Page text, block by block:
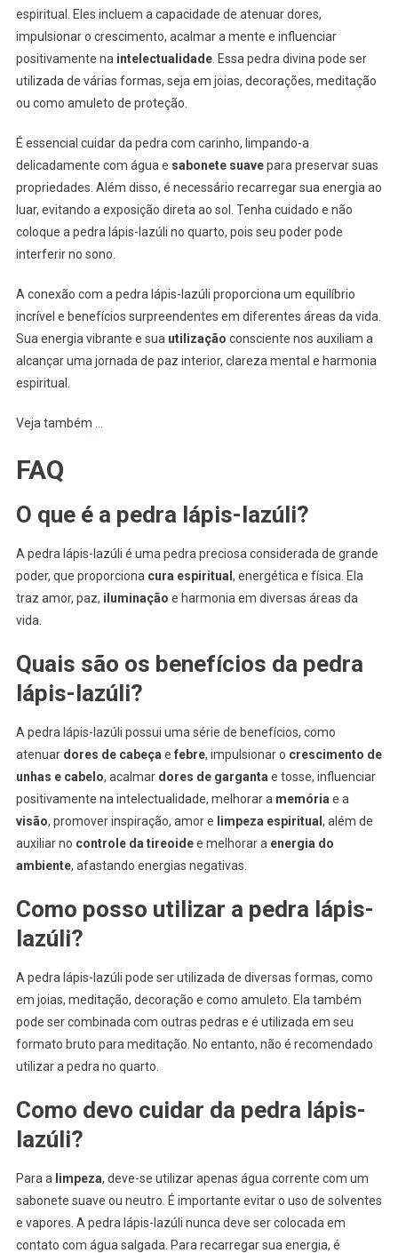
espiritual. Eles incluem a capacidade de atenuar dores,
impulsionar o crescimento, acalmar a mente e influenciar
positivamente na intelectualidade. Essa pedra divina pode ser
utilizada de várias formas, seja em joias, decorações, meditação
ou como amuleto de proteção.
É essencial cuidar da pedra com carinho, limpando-a
delicadamente com água e sabonete suavepara preservar suas
propriedades. Além disso, é necessário recarregar sua energia ao
luar, evitando a exposição direta ao sol. Tenha cuidado e não
coloque a pedra lápis-lazúli no quarto, pois seu poder pode
interferir no sono.
A conexão com a pedra lápis-lazúli proporciona um equilíbrio
incrível e benefícios surpreendentes em diferentes áreas da vida.
Sua energia vibrante e sua utilização consciente nos auxiliam a
alcançar uma jornada de paz interior, clareza mental e harmonia
espiritual.
Veja também
FAQ
O que é a pedra lápis-lazúli?
A pedra lápis-lazúli é uma pedra preciosa considerada de grande
poder, que proporciona cura espiritual, energética e física. Ela
traz amor, paz, iluminação e harmonia em diversas áreas da
vida.
Quais são os benefícios da pedra
lápis-lazúli?
A pedra lápis-lazúli possui uma série de benefícios, como
atenuar dores de cabeça e febre, impulsionar o crescimento de
unhas e cabelo, acalmar dores de garganta e tosse, influenciar
positivamente na intelectualidade, melhorar a memória e a
visão, promover inspiração, amor e limpeza espiritual, além de
auxiliar no controle da tireoidee melhorar a energia do
ambiente, afastando energias negativas.
Como posso utilizar a pedra lápis-
lazúli?
A pedra lápis-lazúli pode ser utilizada de diversas formas, como
em joias, meditação, decoração e como amuleto. Ela também
pode ser combinada com outras pedras e é utilizada em seu
formato bruto para meditação. No entanto, não é recomendado
utilizar a pedra no quarto.
Como devo cuidar da pedra lápis-
lazúli?
Para a limpeza, deve-se utilizar apenas água corrente com um
sabonete suave ou neutro. É importante evitar o uso de solventes
e vapores. A pedra lápis-lazúli nunca deve ser colocada em
contato com água salgada. Para recarregar sua energia, é